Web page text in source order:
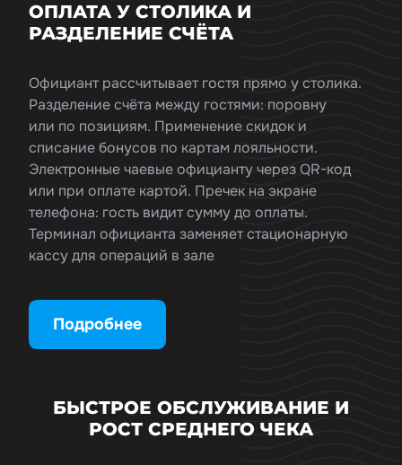
ОПЛАТА У СТОЛИКА И
РАЗДЕЛЕНИЕ СЧЁТА
Официант рассчитывает гостя прямо у столика.
Разделение счёта между гостями: поровну
или по позициям. Применение скидок и
списание бонусов по картам лояльности.
Электронные чаевые официанту через QR-код
или при оплате картой. Пречек на экране
телефона: гость видит сумму до оплаты.
Терминал официанта заменяет стационарную
кассу для операций в зале
Подробнее
БЫСТРОЕ ОБСЛУЖИВАНИЕ И
РОСТ СРЕДНЕГО ЧЕКА